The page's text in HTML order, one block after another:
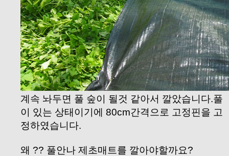
계속 놔두면 풀 숲이 될것 같아서 깔았습니다.풀
이 있는 상태이기에 80cm간격으로 고정핀을 고
정하였습니다.
왜 ?? 풀안나 제초매트를 깔아야할까요?